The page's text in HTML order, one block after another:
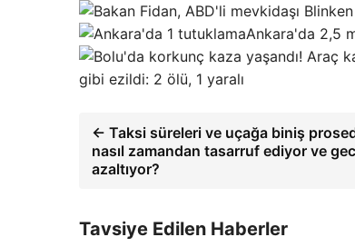
Ankara'da 2,5
gibi ezildi: 2 ölü, 1 yaralı
← Taksi süreleri ve uçağa biniş
nasıl zamandan tasarruf ediyor ve
azaltıyor?
Tavsiye Edilen Haberler